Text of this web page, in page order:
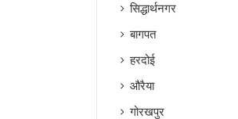
सिद्धार्थनगर
बागपत
हरदोई
औरैया
गोरखपुर